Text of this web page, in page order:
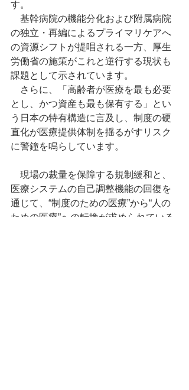
す。
基幹病院の機能分化および附属病院
の独立・再編によるプライマリケアへ
の資源シフトが提唱される一方、厚生
労働省の施策がこれと逆行する現状も
課題として示されています。
さらに、「高齢者が医療を最も必要
とし、かつ資産も最も保有する」とい
う日本の特有構造に言及し、制度の硬
直化が医療提供体制を揺るがすリスク
に警鐘を鳴らしています。
現場の裁量を保障する規制緩和と、
医療システムの自己調整機能の回復を
通じて、“制度のための医療”から“人の
ための医療”への転換が求められている